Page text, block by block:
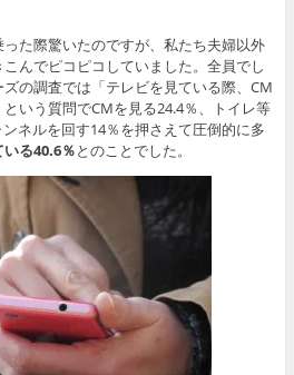
た際驚いたのですが、私たち夫婦以外
んでピコピコしていました。全員でし
の調査では「テレビを見ている際、CM
いう質問でCMを見る24.4％、トイレ等
ネルを回す14％を押さえて圧倒的に多
る40.6％とのことでした。